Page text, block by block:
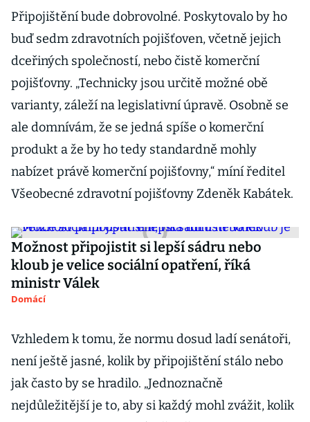
Připojištění bude dobrovolné. Poskytovalo by ho
buď sedm zdravotních pojišťoven, včetně jejich
dceřiných společností, nebo čistě komerční
pojišťovny. „Technicky jsou určitě možné obě
varianty, záleží na legislativní úpravě. Osobně se
ale domnívám, že se jedná spíše o komerční
produkt a že by ho tedy standardně mohly
nabízet právě komerční pojišťovny,“ míní ředitel
Všeobecné zdravotní pojišťovny Zdeněk Kabátek.
Možnost připojistit si lepší sádru nebo
kloub je velice sociální opatření, říká
ministr Válek
Domácí
Vzhledem k tomu, že normu dosud ladí senátoři,
není ještě jasné, kolik by připojištění stálo nebo
jak často by se hradilo. „Jednoznačně
nejdůležitější je to, aby si každý mohl zvážit, kolik